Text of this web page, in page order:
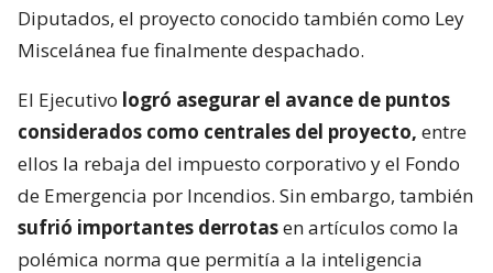
Diputados, el proyecto conocido también como Ley
Miscelánea fue finalmente despachado.
El Ejecutivo logró asegurar el avance de puntos
considerados como centrales del proyecto, entre
ellos la rebaja del impuesto corporativo y el Fondo
de Emergencia por Incendios. Sin embargo, también
sufrió importantes derrotasen artículos como la
polémica norma que permitía a la inteligencia